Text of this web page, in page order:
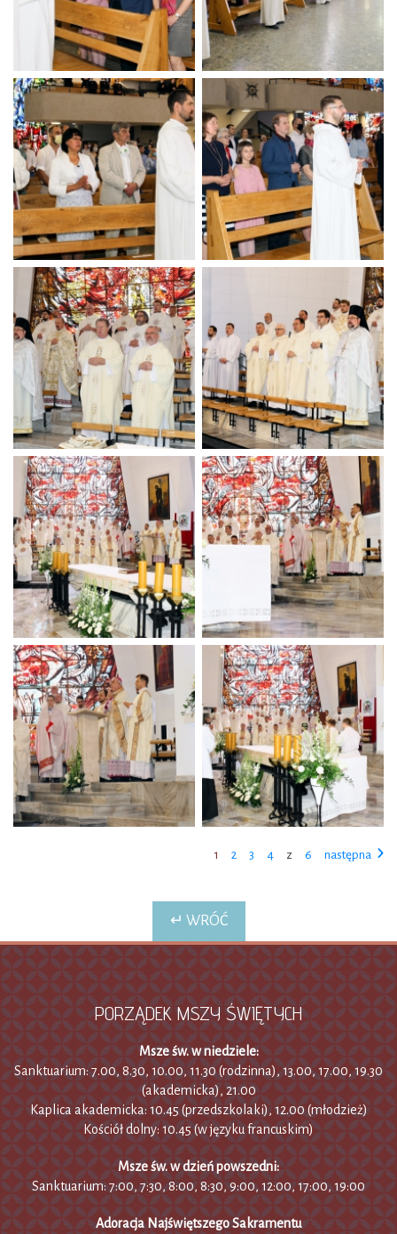
1 2 3 4 z 6 następna
↵ WRÓĆ
PORZĄDEK MSZY ŚWIĘTYCH
Msze św. w niedziele:
Sanktuarium: 7.00, 8.30, 10.00, 11.30 (rodzinna), 13.00, 17.00, 19.30
(akademicka), 21.00
Kaplica akademicka: 10.45 (przedszkolaki), 12.00 (młodzież)
Kościół dolny: 10.45 (w języku francuskim)
Msze św. w dzień powszedni:
Sanktuarium: 7:00, 7:30, 8:00, 8:30, 9:00, 12:00, 17:00, 19:00
Adoracja Najświętszego Sakramentu